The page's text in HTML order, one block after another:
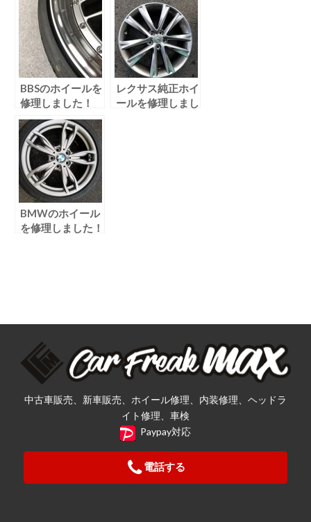
BBSのホイールを
修理しました！
レクサス純正ホイ
ールを修理しまし
BMWのホイール
を修理しました！
中古車販売、新車販売、ホイール修理、内装修理、ヘッドラ
イト修理、車検
Paypay対応
電話する